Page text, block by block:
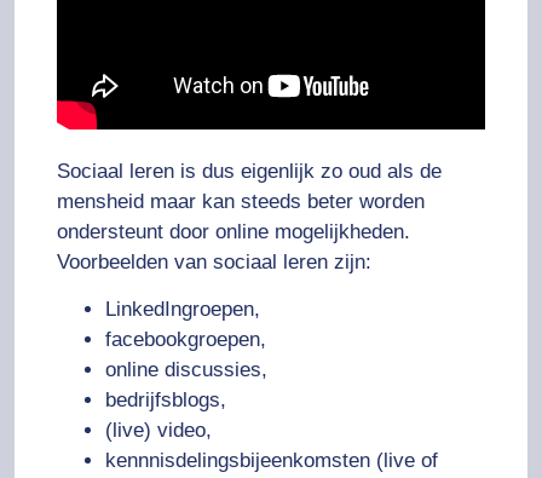
Sociaal leren is dus eigenlijk zo oud als de
mensheid maar kan steeds beter worden
ondersteunt door online mogelijkheden.
Voorbeelden van sociaal leren zijn:
LinkedIngroepen,
facebookgroepen,
online discussies,
bedrijfsblogs,
(live) video,
kennnisdelingsbijeenkomsten (live of